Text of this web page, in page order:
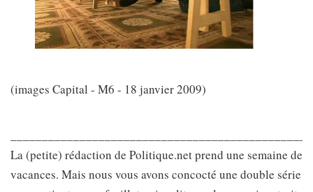
(images Capital - M6 - 18 janvier 2009)
La (petite) rédaction de Politique.net prend une semaine de
vacances. Mais nous vous avons concocté une double série